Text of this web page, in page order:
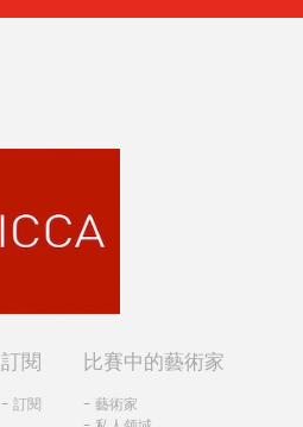
訂閱
- 訂閱
比賽中的藝術家
- 藝術家